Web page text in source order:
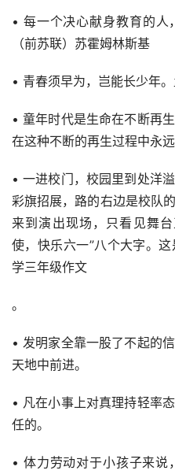
• 每一个决心献身教育的
（前苏联）苏霍姆林斯基
• 青春须早为，岂能长少年
• 童年时代是生命在不断再
在这种不断的再生过程中永远
• 一进校门，校园里到处洋
彩旗招展，路的右边是校队
来到演出现场，只看见舞
使，快乐六一”八个大字。
学三年级作文
。
• 发明家全靠一股了不起的
天地中前进。
• 凡在小事上对真理持轻率
任的。
• 体力劳动对于小孩子来说